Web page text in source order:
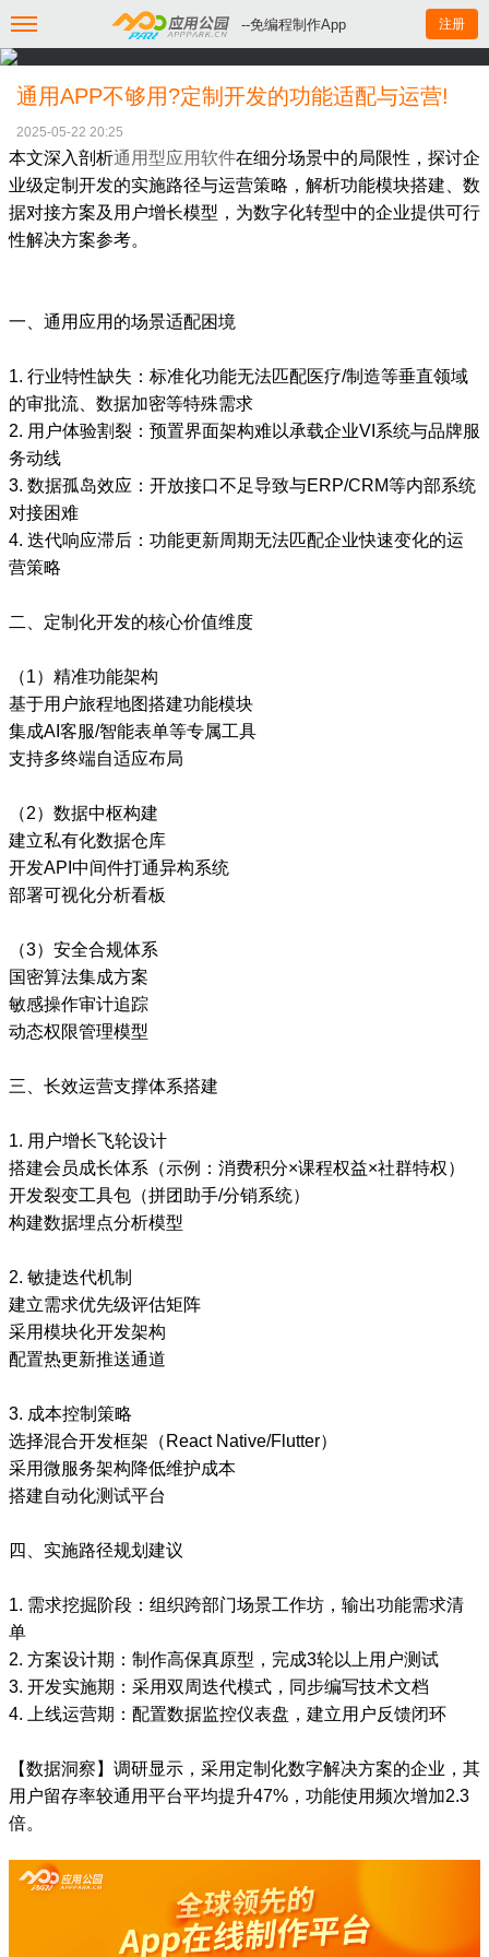
--免编程制作App 注册
通用APP不够用?定制开发的功能适配与运营!
2025-05-22 20:25
本文深入剖析通用型应用软件在细分场景中的局限性，探讨企
业级定制开发的实施路径与运营策略，解析功能模块搭建、数
据对接方案及用户增长模型，为数字化转型中的企业提供可行
性解决方案参考。
一、通用应用的场景适配困境
1. 行业特性缺失：标准化功能无法匹配医疗/制造等垂直领域
的审批流、数据加密等特殊需求
2. 用户体验割裂：预置界面架构难以承载企业VI系统与品牌服
务动线
3. 数据孤岛效应：开放接口不足导致与ERP/CRM等内部系统
对接困难
4. 迭代响应滞后：功能更新周期无法匹配企业快速变化的运
营策略
二、定制化开发的核心价值维度
（1）精准功能架构
基于用户旅程地图搭建功能模块
集成AI客服/智能表单等专属工具
支持多终端自适应布局
（2）数据中枢构建
建立私有化数据仓库
开发API中间件打通异构系统
部署可视化分析看板
（3）安全合规体系
国密算法集成方案
敏感操作审计追踪
动态权限管理模型
三、长效运营支撑体系搭建
1. 用户增长飞轮设计
搭建会员成长体系（示例：消费积分×课程权益×社群特权）
开发裂变工具包（拼团助手/分销系统）
构建数据埋点分析模型
2. 敏捷迭代机制
建立需求优先级评估矩阵
采用模块化开发架构
配置热更新推送通道
3. 成本控制策略
选择混合开发框架（React Native/Flutter）
采用微服务架构降低维护成本
搭建自动化测试平台
四、实施路径规划建议
1. 需求挖掘阶段：组织跨部门场景工作坊，输出功能需求清
单
2. 方案设计期：制作高保真原型，完成3轮以上用户测试
3. 开发实施期：采用双周迭代模式，同步编写技术文档
4. 上线运营期：配置数据监控仪表盘，建立用户反馈闭环
【数据洞察】调研显示，采用定制化数字解决方案的企业，其
用户留存率较通用平台平均提升47%，功能使用频次增加2.3
倍。